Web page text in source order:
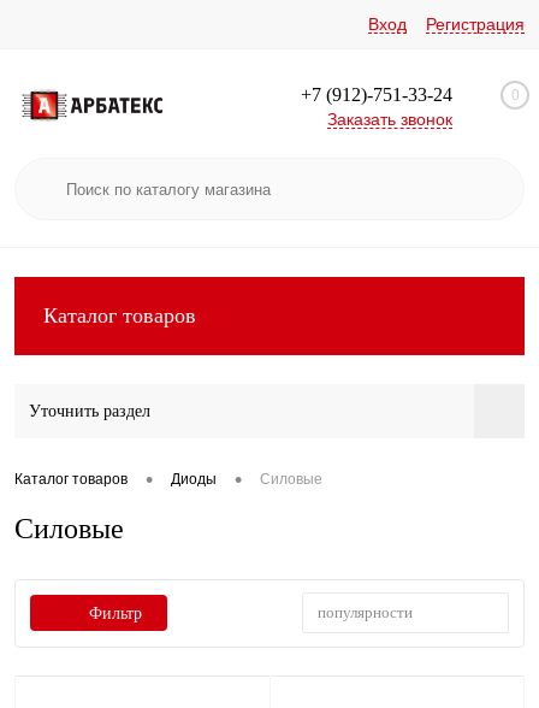
Вход Регистрация
+7 (912)-751-33-24
Заказать звонок
0
Каталог товаров
Уточнить раздел
Каталог товаров • Диоды • Силовые
Силовые
Фильтр популярности